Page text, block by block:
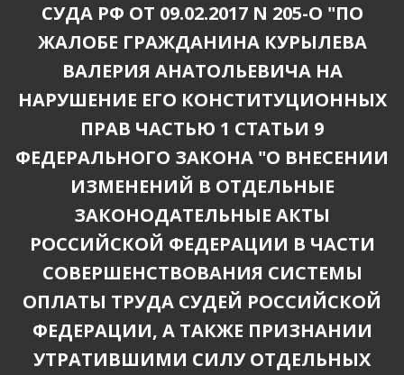
СУДА РФ ОТ 09.02.2017 N 205-О "ПО
ЖАЛОБЕ ГРАЖДАНИНА КУРЫЛЕВА
ВАЛЕРИЯ АНАТОЛЬЕВИЧА НА
НАРУШЕНИЕ ЕГО КОНСТИТУЦИОННЫХ
ПРАВ ЧАСТЬЮ 1 СТАТЬИ 9
ФЕДЕРАЛЬНОГО ЗАКОНА "О ВНЕСЕНИИ
ИЗМЕНЕНИЙ В ОТДЕЛЬНЫЕ
ЗАКОНОДАТЕЛЬНЫЕ АКТЫ
РОССИЙСКОЙ ФЕДЕРАЦИИ В ЧАСТИ
СОВЕРШЕНСТВОВАНИЯ СИСТЕМЫ
ОПЛАТЫ ТРУДА СУДЕЙ РОССИЙСКОЙ
ФЕДЕРАЦИИ, А ТАКЖЕ ПРИЗНАНИИ
УТРАТИВШИМИ СИЛУ ОТДЕЛЬНЫХ